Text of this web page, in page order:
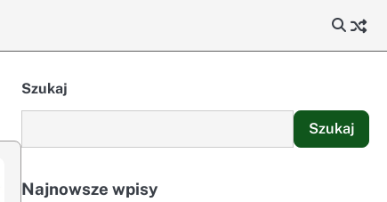
Szukaj
Szukaj
Najnowsze wpisy